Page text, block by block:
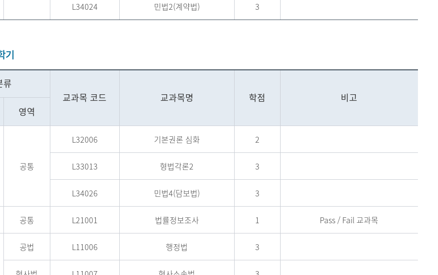
L34024 민법2(계약법) 3
기
류
교과목 코드
교과목명 학점
비고
영역
공통
L32006 기본권론 심화 2
L33013 형법각론2 3
L34026 민법4(담보법) 3
공통 L21001 법률정보조사 1 Pass / Fail 교과목
공법 L11006 행정법 3